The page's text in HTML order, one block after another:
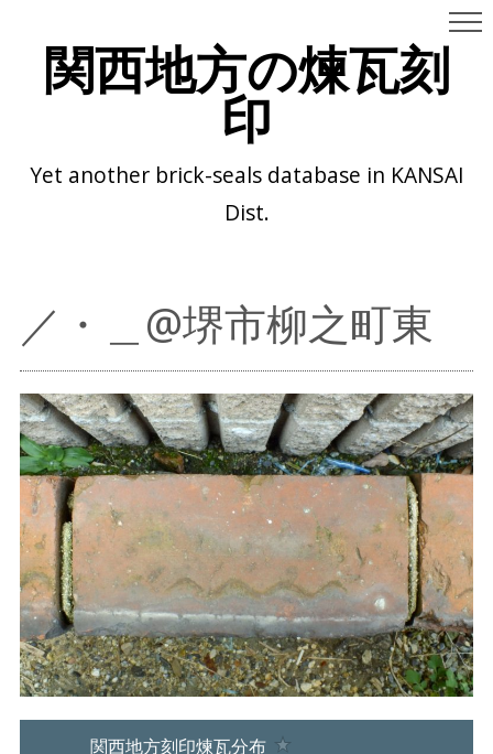
関西地方の煉瓦刻
印
Yet another brick-seals database in KANSAI
Dist.
／・＿@堺市柳之町東